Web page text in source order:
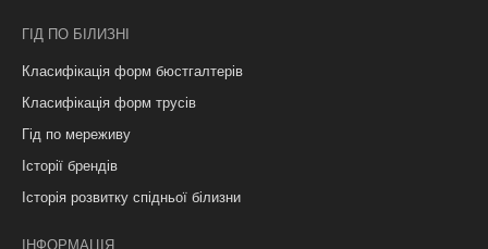
ГІД ПО БІЛИЗНІ
Класифікація форм бюстгалтерів
Класифікація форм трусів
Гід по мереживу
Історії брендів
Історія розвитку спідньої білизни
ІНФОРМАЦІЯ